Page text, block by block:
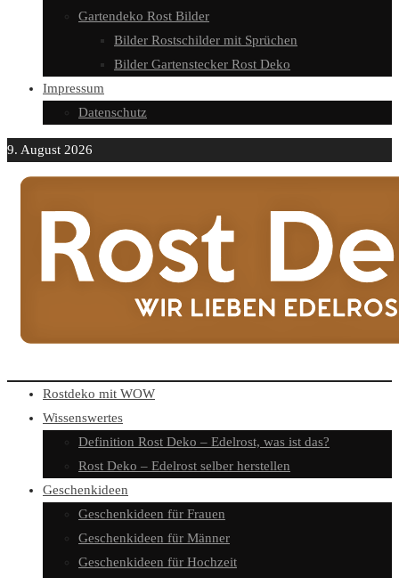
Gartendeko Rost Bilder
Bilder Rostschilder mit Sprüchen
Bilder Gartenstecker Rost Deko
Impressum
Datenschutz
9. August 2026
Rostdeko mit WOW
Wissenswertes
Definition Rost Deko – Edelrost, was ist das?
Rost Deko – Edelrost selber herstellen
Geschenkideen
Geschenkideen für Frauen
Geschenkideen für Männer
Geschenkideen für Hochzeit